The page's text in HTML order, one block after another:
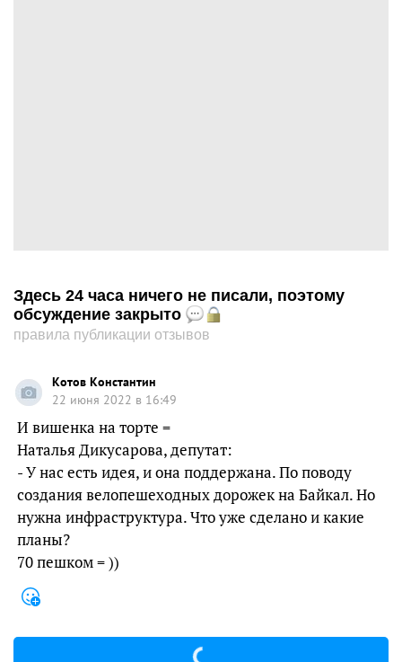
Здесь 24 часа ничего не писали, поэтому
обсуждение закрыто
правила публикации отзывов
Котов Константин
22 июня 2022 в 16:49
И вишенка на торте =
Наталья Дикусарова, депутат:
- У нас есть идея, и она поддержана. По поводу
создания велопешеходных дорожек на Байкал. Но
нужна инфраструктура. Что уже сделано и какие
планы?
70 пешком = ))